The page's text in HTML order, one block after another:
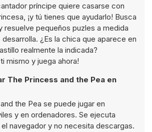
príncipe quiere casarse con
¡y tú tienes que ayudarlo! Busca
resuelve pequeños puzles a medida
¿Es la chica que aparece en
realmente la indicada?
mismo y juega ahora!
The Princess and the Pea en
the Pea se puede jugar en
y en ordenadores. Se ejecuta
navegador y no necesita descargas.